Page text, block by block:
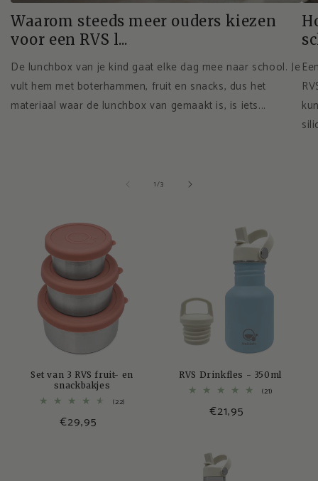
Waarom steeds meer ouders kiezen
voor een RVS l...
De lunchbox van je kind gaat elke dag mee naar school. Je
vult hem met boterhammen, fruit en snacks, dus het
materiaal waar de lunchbox van gemaakt is, is iets...
1/van
3
Set van 3 RVS fruit- en
snackbakjes
(22)
€29,95
RVS Drinkfles - 350ml
(21)
€21,95